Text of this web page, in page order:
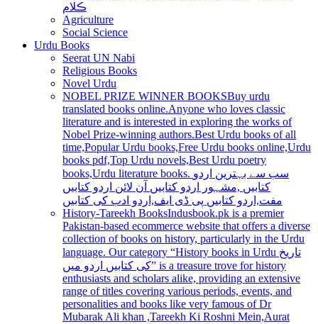
ڪلام
Agriculture
Social Science
Urdu Books
Seerat UN Nabi
Religious Books
Novel Urdu
NOBEL PRIZE WINNER BOOKSBuy urdu
translated books online.Anyone who loves classic
literature and is interested in exploring the works of
Nobel Prize-winning authors.Best Urdu books of all
time,Popular Urdu books,Free Urdu books online,Urdu
books pdf,Top Urdu novels,Best Urdu poetry
books,Urdu literature books. سب سے بہترین اردو
کتابیں ,مشہور اردو کتابیں آن لائن اردو کتابیں
مفت,اردو کتابیں پی ڈی ایف,اردو ادب کی کتابیں
History-Tareekh BooksIndusbook.pk is a premier
Pakistan-based ecommerce website that offers a diverse
collection of books on history, particularly in the Urdu
language. Our category “History books in Urdu تاریخ
کی کتابیں اردو میں” is a treasure trove for history
enthusiasts and scholars alike, providing an extensive
range of titles covering various periods, events, and
personalities and books like very famous of Dr
Mubarak Ali khan ,Tareekh Ki Roshni Mein,Aurat